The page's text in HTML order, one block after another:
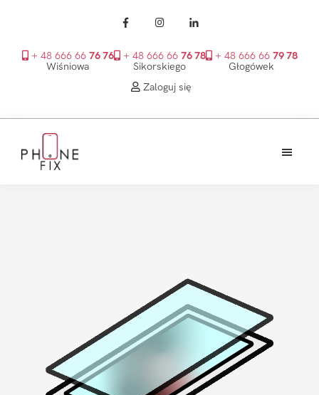
+ 48 666 66 76 76
Wiśniowa
+ 48 666 66 76 78
Sikorskiego
+ 48 666 66 79 78
Głogówek
Zaloguj się
głównego